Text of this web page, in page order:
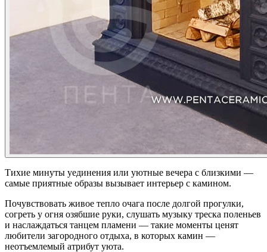
Тихие минуты уединения или уютные вечера с близкими —
самые приятные образы вызывает интерьер с камином.
Почувствовать живое тепло очага после долгой прогулки,
согреть у огня озябшие руки, слушать музыку треска поленьев
и наслаждаться танцем пламени — такие моменты ценят
любители загородного отдыха, в которых камин —
неотъемлемый атрибут уюта.